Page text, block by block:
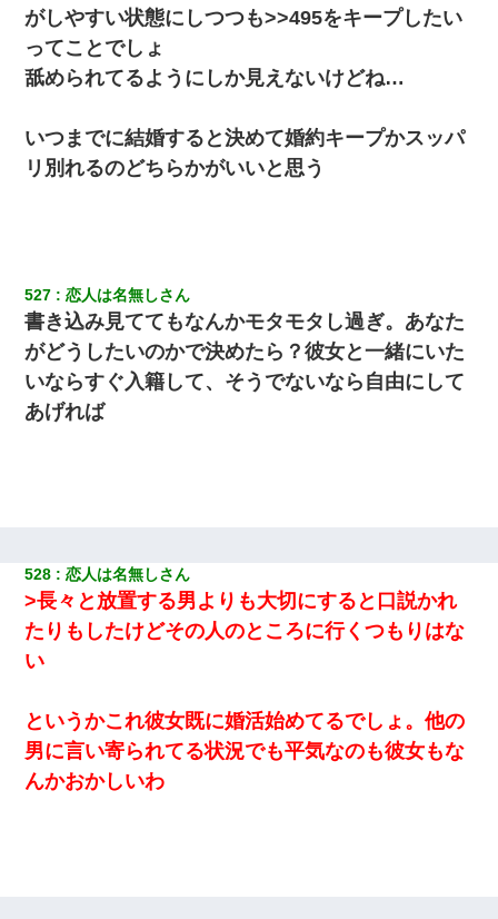
がしやすい状態にしつつも>>495をキープしたい
ってことでしょ
舐められてるようにしか見えないけどね…
いつまでに結婚すると決めて婚約キープかスッパ
リ別れるのどちらかがいいと思う
527 恋人は名無しさん
書き込み見ててもなんかモタモタし過ぎ。あなた
がどうしたいのかで決めたら？彼女と一緒にいた
いならすぐ入籍して、そうでないなら自由にして
あげれば
528 恋人は名無しさん
>長々と放置する男よりも大切にすると口説かれ
たりもしたけどその人のところに行くつもりはな
い
というかこれ彼女既に婚活始めてるでしょ。他の
男に言い寄られてる状況でも平気なのも彼女もな
んかおかしいわ